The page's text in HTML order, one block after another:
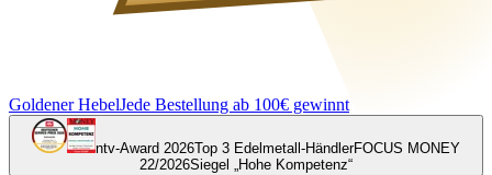
Goldener HebelJede Bestellung ab 100€ gewinnt
ntv-Award 2026Top 3 Edelmetall-HändlerFOCUS MONEY
22/2026Siegel „Hohe Kompetenz“